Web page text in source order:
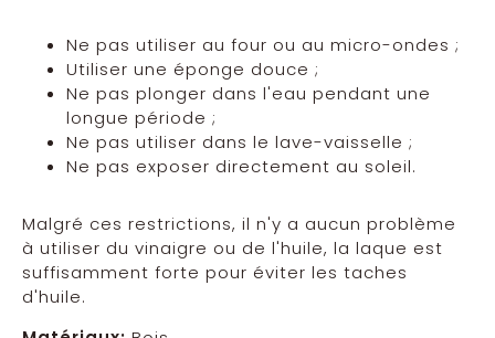
Ne pas utiliser au four ou au micro-ondes ;
Utiliser une éponge douce ;
Ne pas plonger dans l'eau pendant une
longue période ;
Ne pas utiliser dans le lave-vaisselle ;
Ne pas exposer directement au soleil.
Malgré ces restrictions, il n'y a aucun problème
à utiliser du vinaigre ou de l'huile, la laque est
suffisamment forte pour éviter les taches
d'huile.